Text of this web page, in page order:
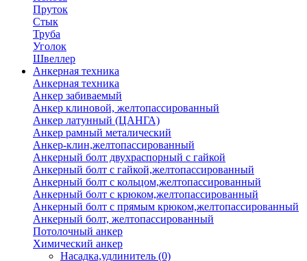
Пруток
Стык
Труба
Уголок
Швеллер
Анкерная техника
Анкерная техника
Анкер забиваемый
Анкер клиновой, желтопассированный
Анкер латунный (ЦАНГА)
Анкер рамный металический
Анкер-клин,желтопассированный
Анкерный болт двухраспорный с гайкой
Анкерный болт с гайкой,желтопассированный
Анкерный болт с кольцом,желтопассированный
Анкерный болт с крюком,желтопассированный
Анкерный болт с прямым крюком,желтопассированный
Анкерный болт, желтопассированный
Потолочный анкер
Химический анкер
Насадка,удлинитель (0)